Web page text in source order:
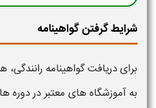
شرایط گرفتن گواهینامه
برای دریافتگواهینامه رانندگی،
به آموزشگاه‌ های معتبر در دوره‌